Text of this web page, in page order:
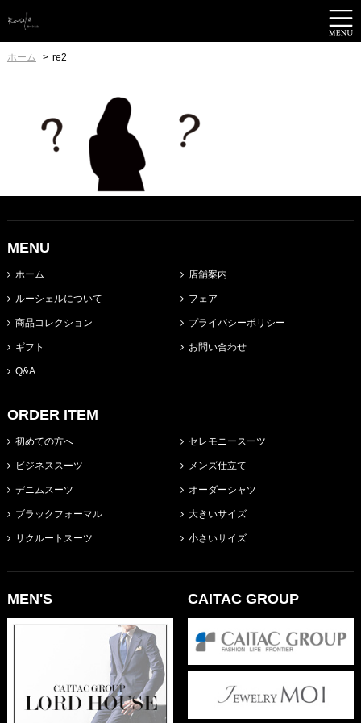
ホーム re2
MENU
ホーム
ルーシェルについて
商品コレクション
ギフト
Q&A
店舗案内
フェア
プライバシーポリシー
お問い合わせ
ORDER ITEM
初めての方へ
ビジネススーツ
デニムスーツ
ブラックフォーマル
リクルートスーツ
セレモニースーツ
メンズ仕立て
オーダーシャツ
大きいサイズ
小さいサイズ
MEN'S CAITAC GROUP